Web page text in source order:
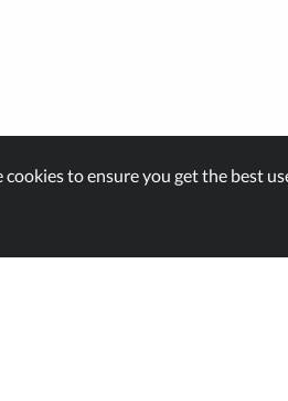
cookies to ensure you get the best